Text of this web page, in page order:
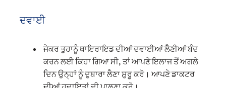
ਦਵਾਈ
ਜੇਕਰ ਤੁਹਾਨੂੰ ਥਾਇਰਾਇਡ ਦੀਆਂ ਦਵਾਈਆਂ ਲੈਣੀਆਂ ਬੰਦ
ਕਰਨ ਲਈ ਕਿਹਾ ਗਿਆ ਸੀ, ਤਾਂ ਆਪਣੇ ਇਲਾਜ ਤੋਂ ਅਗਲੇ
ਦਿਨ ਉਨ੍ਹਾਂ ਨੂੰ ਦੁਬਾਰਾ ਲੈਣਾ ਸ਼ੁਰੂ ਕਰੋ। ਆਪਣੇ ਡਾਕਟਰ